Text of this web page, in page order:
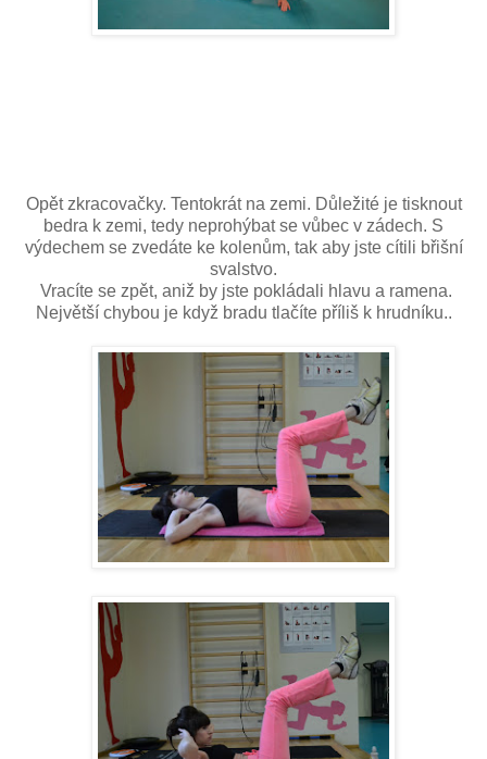
Opět zkracovačky. Tentokrát na zemi. Důležité je tisknout
bedra k zemi, tedy neprohýbat se vůbec v zádech. S
výdechem se zvedáte ke kolenům, tak aby jste cítili břišní
svalstvo.
Vracíte se zpět, aniž by jste pokládali hlavu a ramena.
Největší chybou je když bradu tlačíte příliš k hrudníku..